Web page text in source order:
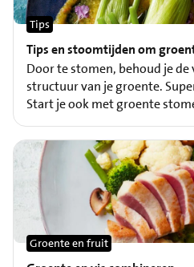
Tips en stoomtijden om
Tips
Door te stomen, behoud je
structuur van je groente.
Start je ook met groente
Groente en fruit